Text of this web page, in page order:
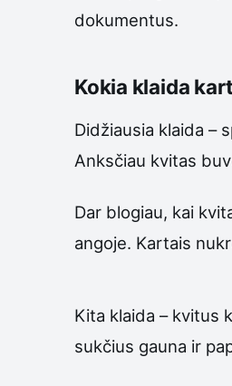
dokumentus.
Kokia klaida
Didžiausia klaida –
Anksčiau kvitas
Dar blogiau, kai
angoje. Kartais
Kita klaida – kvitus
sukčius gauna ir